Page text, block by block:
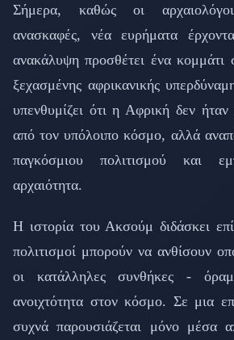
Σήμερα, καθώς οι
ανασκαφές, νέα ευρήματα
ανακάλυψη προσθέτει ένα κομμάτι
ξεχασμένης αφρικανικής
υπενθυμίζει ότι η Αφρική δεν
από τον υπόλοιπο κόσμο, αλλά
παγκόσμιου πολιτισμού και
αρχαιότητα.
Η ιστορία του Ακσούμ διδάσκει
πολιτισμοί μπορούν να ανθίσουν
οι κατάλληλες συνθήκες -
ανοιχτότητα στον κόσμο. Σε μια
συχνά παρουσιάζεται μόνο μέσα